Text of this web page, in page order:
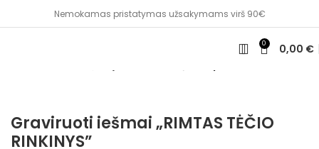
Nemokamas pristatymas užsakymams virš 90€
0 0,00 €
Graviruoti iešmai „RIMTAS TĖČIO
RINKINYS”